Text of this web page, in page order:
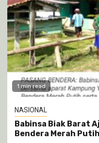
1 min read
NASIONAL
Babinsa Biak Barat
Bendera Merah Putih